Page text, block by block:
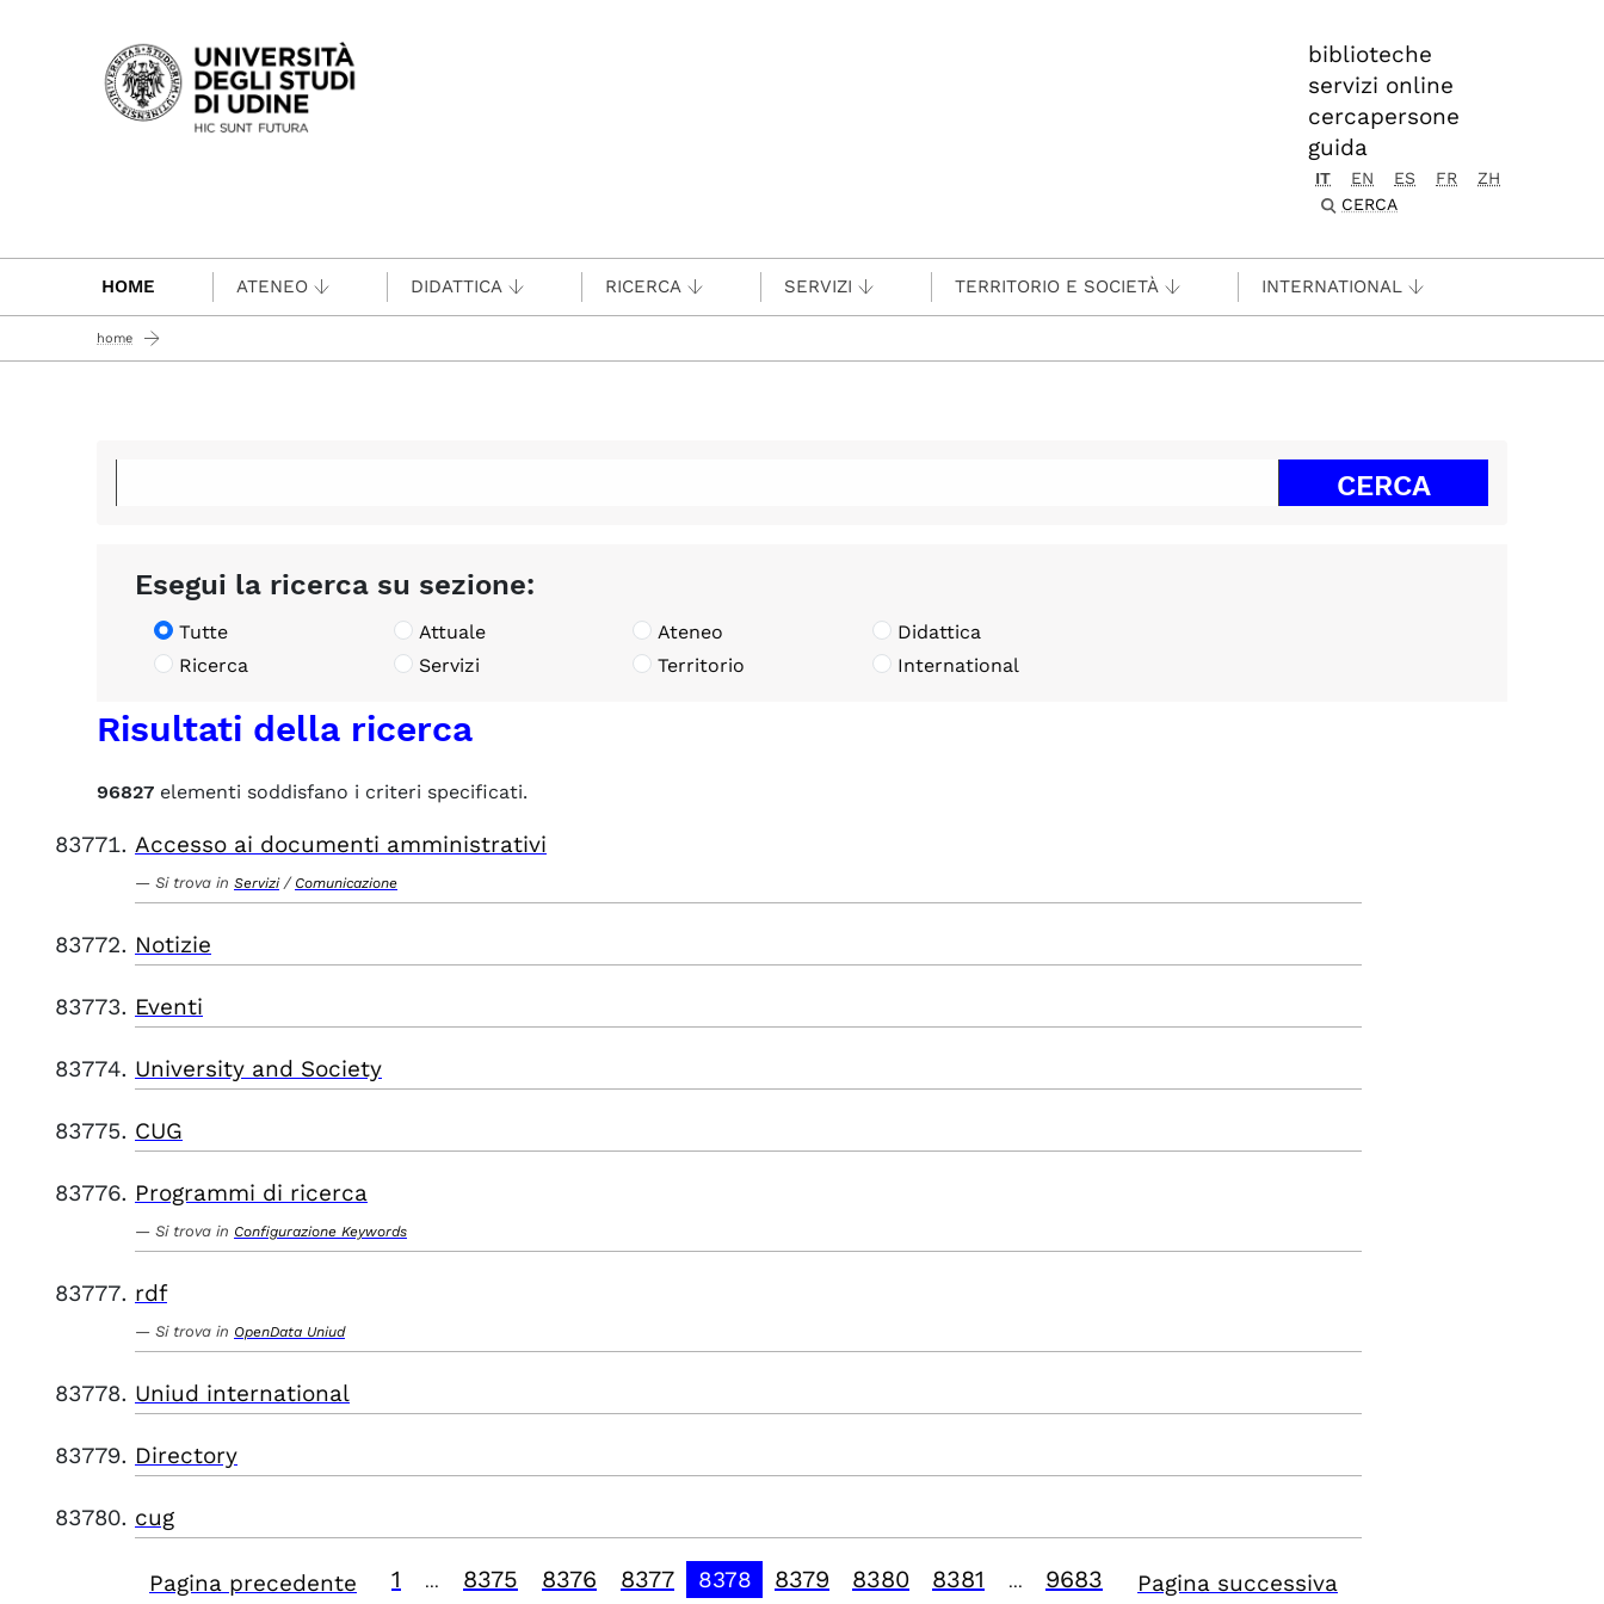
Passa al contenuto principale
biblioteche
servizi online
cercapersone
guida
IT EN ES FR
ZH
CERCA
HOME ATENEO DIDATTICA RICERCA SERVIZI TERRITORIO E SOCIETÀ INTERNATIONAL
home
Esegui la ricerca su sezione:
Tutte Attuale Ateneo
Didattica
Ricerca
Servizi Territorio International
Risultati della ricerca
96827 elementi soddisfano i criteri specificati.
Accesso ai documenti amministrativi
Si trova in Servizi / Comunicazione
Notizie
Eventi
University and Society
CUG
Programmi di ricerca
Si trova in Configurazione Keywords
rdf
Si trova in OpenData Uniud
Uniud international
Directory
cug
Pagina precedente 1 8375 8376 8377 8378 8379 8380 8381 9683 Pagina successiva